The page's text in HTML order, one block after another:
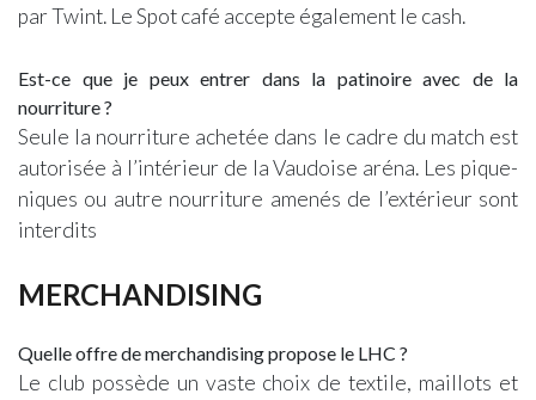
par Twint. Le Spot café accepte également le cash.
Est-ce que je peux entrer dans la patinoire avec de la
nourriture ?
Seule la nourriture achetée dans le cadre du match est
autorisée à l’intérieur de la Vaudoise aréna. Les pique-
niques ou autre nourriture amenés de l’extérieur sont
interdits
MERCHANDISING
Quelle offre de merchandising propose le LHC ?
Le club possède un vaste choix de textile, maillots et